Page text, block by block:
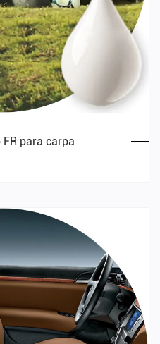
para carpa